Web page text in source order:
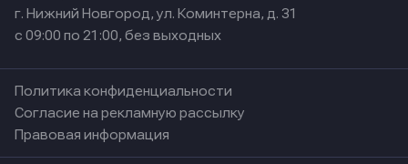
г. Нижний Новгород, ул. Коминтерна, д. 31
с 09:00 по 21:00, без выходных
Политика конфиденциальности
Согласие на рекламную рассылку
Правовая информация